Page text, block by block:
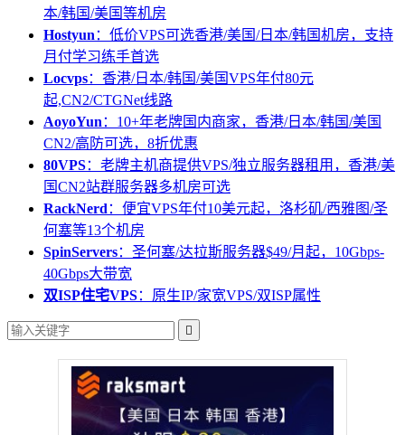
本/韩国/美国等机房
Hostyun ：低价VPS可选香港/美国/日本/韩国机房，支持
月付学习练手首选
Locvps：香港/日本/韩国/美国VPS年付80元
起,CN2/CTGNet线路
AoyoYun ：10+年老牌国内商家，香港/日本/韩国/美国
CN2/高防可选，8折优惠
80VPS：老牌主机商提供VPS/独立服务器租用，香港/美
国CN2站群服务器多机房可选
RackNerd ：便宜VPS年付10美元起，洛杉矶/西雅图/圣
何塞等13个机房
SpinServers：圣何塞/达拉斯服务器$49/月起，10Gbps-
40Gbps大带宽
双ISP住宅VPS：原生IP/家宽VPS/双ISP属性
